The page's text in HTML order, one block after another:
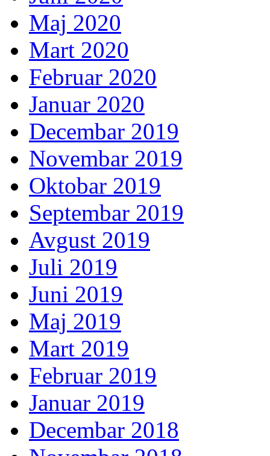
Maj 2020
Mart 2020
Februar 2020
Januar 2020
Decembar 2019
Novembar 2019
Oktobar 2019
Septembar 2019
Avgust 2019
Juli 2019
Juni 2019
Maj 2019
Mart 2019
Februar 2019
Januar 2019
Decembar 2018